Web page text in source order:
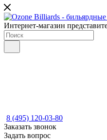
Интернет-магазин
8 (495) 120-03-80
Заказать звонок
Задать вопрос